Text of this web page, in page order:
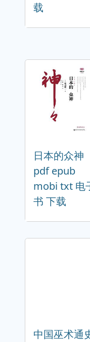
载
日本的众神
pdf epub
mobi txt 电
书 下载
中国巫术通